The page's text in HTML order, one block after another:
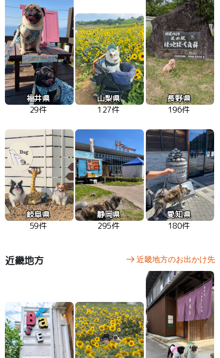
福井県
29件
山梨県
127件
長野県
196件
岐阜県
59件
静岡県
295件
愛知県
180件
近畿地方 近畿地方のお出かけ先